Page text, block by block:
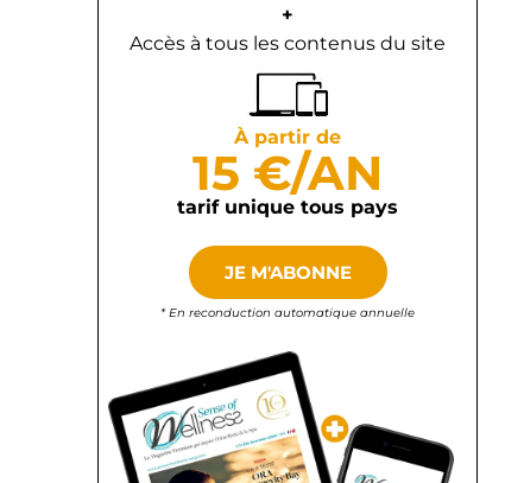
+
Accès à tous les contenus du site
À partir de
15 €/AN
tarif unique tous pays
JE M'ABONNE
* En reconduction automatique annuelle